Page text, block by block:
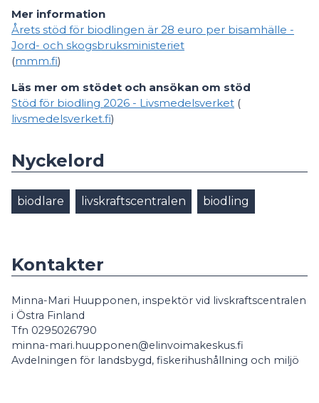
Mer information
Årets stöd för biodlingen är 28 euro per bisamhälle -
Jord- och skogsbruksministeriet
(mmm.fi)
Läs mer om stödet och ansökan om stöd
Stöd för biodling 2026 - Livsmedelsverket (
livsmedelsverket.fi)
Nyckelord
biodlare livskraftscentralen biodling
Kontakter
Minna-Mari Huupponen, inspektör vid livskraftscentralen
i Östra Finland
Tfn 0295026790
minna-mari.huupponen@elinvoimakeskus.fi
Avdelningen för landsbygd, fiskerihushållning och miljö